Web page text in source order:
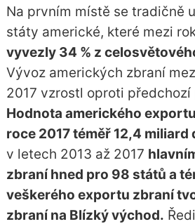
Na prvním místě se tradičně
státy americké, které mezi
vyvezly 34 % z
Vývoz amerických zbraní
2017 vzrostl oproti předchozí
Hodnota amerického
roce 2017 téměř 12,4 miliard
v letech 2013 až 2017
zbraní hned pro 98 států a
veškerého exportu zbraní
zbraní na Blízký východ.